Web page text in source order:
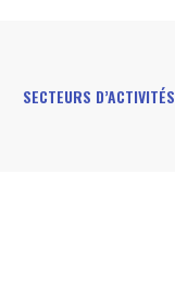
SECTEURS D’ACTIVITÉS